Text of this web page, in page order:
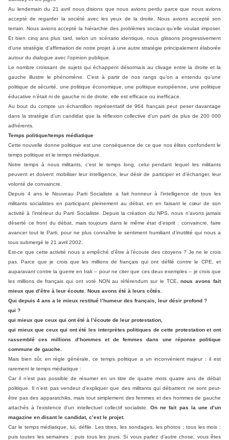
Au lendemain du 21 avril nous disions que nous avions perdu parce que nous avions
accepté de regarder la société avec les yeux de la droite. Nous avions accepté son
terrain. Nous avions accepté la hiérarchie des problèmes sociaux qu’elle voulait imposer.
Et bien cinq ans plus tard, selon un scénario identique, nous glissons progressivement
d’une stratégie d’affirmation de notre projet à une autre stratégie principalement élaborée
autour du dialogue avec l’opinion publique.
Le nombre croissant de sujets qui échappent désormais au clivage entre la droite et la
gauche illustre le phénomène. C’est à partir de nos rangs qu’on a entendu qu’une
politique de sécurité, une politique économique, une politique européenne, une politique
éducative n’était ni de gauche ni de droite, elle est efficace ou inefficace.
Au bout du compte un échantillon représentatif de 964 français peut peser davantage
dans la stratégie d’un candidat que la réflexion collective d’un parti de plus de 200 000
adhérents.
Temps politique/temps médiatique
Cette nouvelle donne politique est une conséquence de ce que nos élites confondent le
temps politique et le temps médiatique.
Notre temps à nous militants, c’est le temps long, celui pendant lequel les militants
peuvent et doivent mobiliser leur intelligence, leur désir de participer et d’échanger, leur
volonté de convaincre.
Depuis 4 ans le Nouveau Parti Socialiste a fait honneur à l’intelligence de tous les
militants socialistes en participant pleinement au débat, en en faisant le cœur de son
activité à l’intérieur du Parti Socialiste. Depuis la création du NPS, nous n’avons jamais
déserté ce front du débat, mais toujours dans le même état d’esprit : convaincre, faire
avancer tout le Parti, pour ne plus connaître le sentiment humiliant d’inutilité qui nous a
tous submergé le 21 avril 2002.
Est-ce que cette activité nous a empêché d’être à l’écoute des citoyens ? Je ne le crois
pas. Parce que je crois que les millions de français qui ont défilé contre le CPE, et
auparavant contre la guerre en Irak – pour ne citer que ces deux exemples – je crois que
les millions de français qui ont voté NON au référendum sur le TCE,nous avons fait
mieux que d’être à leur écoute. Nous avons été à leurs côtés.
Qui depuis 4 ans a le mieux restitué l’humeur des français, leur désir profond ?
qui ?
qui mieux que ceux qui ont été à l’écoute de leur protestation,
qui mieux que ceux qui ont été les interprètes politiques de cette protestation et ont
rassemblé ces millions d’hommes et de femmes dans une réponse politique
commune de gauche.
Mais bien sûr, en règle générale, ce temps politique a un inconvénient majeur : il est
rarement le temps médiatique :
Car il n’est pas possible de résumer en un titre de quatre mots quatre ans de débat
politique. Il n’est pas vendeur d’expliquer que des militants qui débattent ne sont peut-
être pas des apparatchiks, mais tout simplement des femmes et des hommes de gauche
attachés à l’existence d’un intellectuel collectif socialiste.On ne fait pas la une d’un
magazine en disant le candidat, c’est le projet.
Car le temps médiatique, lui, défile. Les titres, les sondages, les photos ; tous les mois ;
puis toutes les semaines ; puis tous les jours. Si vous parlez d’autre chose, vous êtes